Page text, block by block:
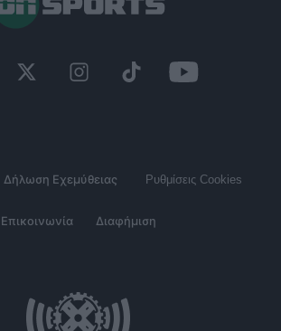
Δήλωση Εχεμύθειας Ρυθμίσεις Cookies
Επικοινωνία Διαφήμιση